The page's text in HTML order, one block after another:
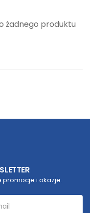
żadnego produktu
promocje i okazje.